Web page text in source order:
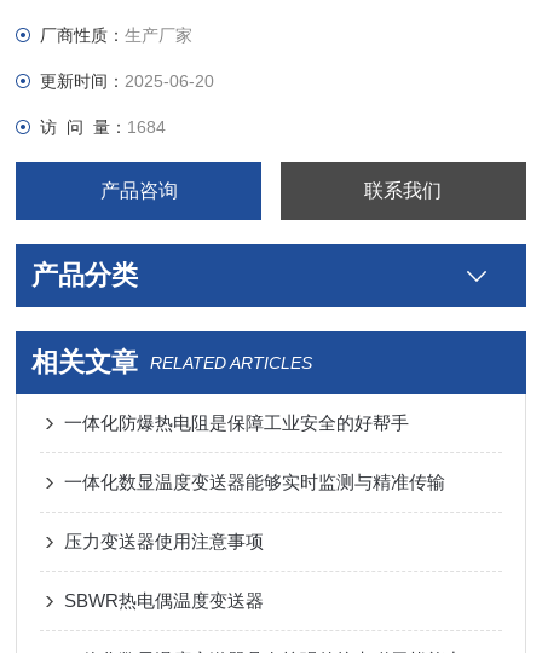
厂商性质：生产厂家
更新时间： 2025-06-20
访 问 量： 1684
产品咨询 联系我们
产品分类
相关文章 RELATED ARTICLES
一体化防爆热电阻是保障工业安全的好帮手
一体化数显温度变送器能够实时监测与精准传输
压力变送器使用注意事项
SBWR热电偶温度变送器